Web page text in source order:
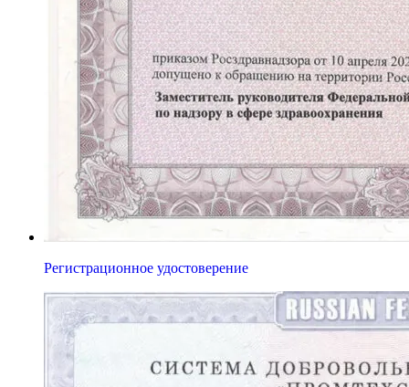
Регистрационное удостоверение